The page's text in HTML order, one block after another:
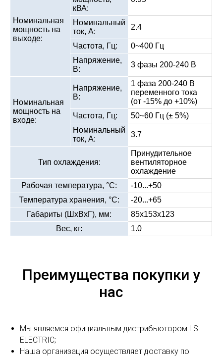
Номинальная
мощность на
выходе:
кВА:
Номинальный
ток, А:
2.4
Частота, Гц:
0~400 Гц
Напряжение,
В:
3 фазы 200-240 В
Номинальная
мощность на
входе:
Напряжение,
В:
1 фаза 200-240 В
переменного тока
(от -15% до +10%)
Частота, Гц:
50~60 Гц (± 5%)
Номинальный
ток, А:
3.7
Тип охлаждения:
Принудительное
вентиляторное
охлаждение
Рабочая температура, °С:
-10...+50
Температура хранения, °С:
-20...+65
Габариты (ШхВхГ), мм:
85x153x123
Вес, кг:
1.0
Преимущества покупки у
нас
Мы являемся официальным дистрибьютором LS
ELECTRIC;
Наша организация осуществляет доставку по